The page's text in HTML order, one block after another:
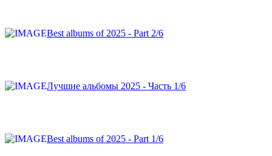
Best albums of 2025 - Part 2/6
Лучшие альбомы 2025 - Часть 1/6
Best albums of 2025 - Part 1/6